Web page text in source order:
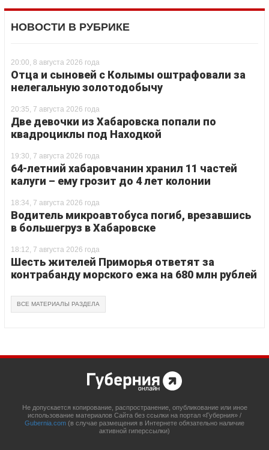
НОВОСТИ В РУБРИКЕ
20:00, 8 августа 2026 года
Отца и сыновей с Колымы оштрафовали за
нелегальную золотодобычу
20:35, 7 августа 2026 года
Две девочки из Хабаровска попали по
квадроциклы под Находкой
19:30, 7 августа 2026 года
64-летний хабаровчанин хранил 11 частей
калуги – ему грозит до 4 лет колонии
18:34, 7 августа 2026 года
Водитель микроавтобуса погиб, врезавшись
в большегруз в Хабаровске
18:12, 7 августа 2026 года
Шесть жителей Приморья ответят за
контрабанду морского ежа на 680 млн рублей
ВСЕ МАТЕРИАЛЫ РАЗДЕЛА
Не допускается копирование, распространение, опубликование или иное
использование материалов Сайта без ссылки на портал «Губерния» /
Gubernia.com (в случае размещения в Интернете обязательно наличие
активной гиперссылки)